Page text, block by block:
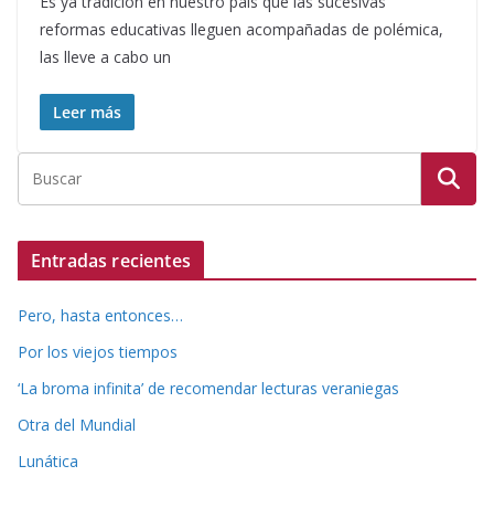
reformas educativas lleguen acompañadas de polémica,
las lleve a cabo un
Leer más
Entradas recientes
Pero, hasta entonces…
Por los viejos tiempos
‘La broma infinita’ de recomendar lecturas veraniegas
Otra del Mundial
Lunática